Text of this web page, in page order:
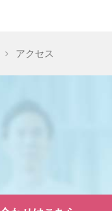
アクセス